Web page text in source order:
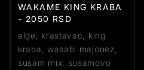
WAKAME KING KRABA
- 2050 RSD
alge, krastavac, king
kraba, wasabi majonez,
susam mix, susamovo